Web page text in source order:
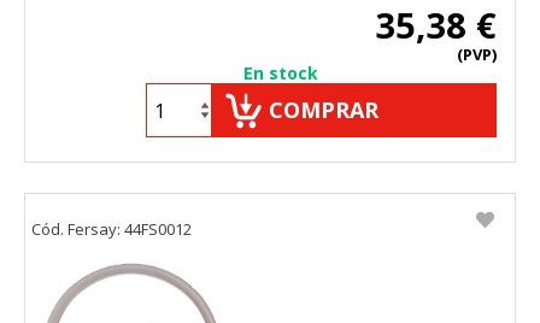
35,38 €
(PVP)
En stock
COMPRAR
Cód. Fersay: 44FS0012